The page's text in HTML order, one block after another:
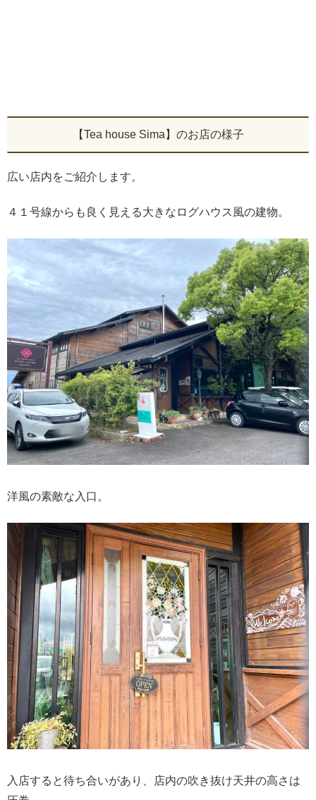
【Tea house Sima】のお店の様子
広い店内をご紹介します。
４１号線からも良く見える大きなログハウス風の建物。
洋風の素敵な入口。
入店すると待ち合いがあり、店内の吹き抜け天井の高さは